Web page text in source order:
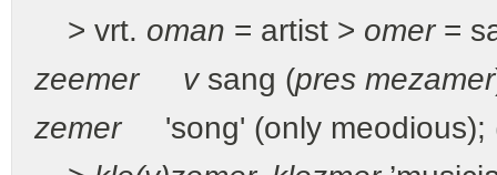
> vrt. oman = artist > omer=
zeemer v sang (pres mezamer
zemer'song' (only meodious);